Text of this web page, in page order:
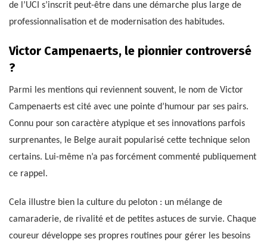
de l’UCI s’inscrit peut-être dans une démarche plus large de
professionnalisation et de modernisation des habitudes.
Victor Campenaerts, le pionnier controversé
?
Parmi les mentions qui reviennent souvent, le nom de Victor
Campenaerts est cité avec une pointe d’humour par ses pairs.
Connu pour son caractère atypique et ses innovations parfois
surprenantes, le Belge aurait popularisé cette technique selon
certains. Lui-même n’a pas forcément commenté publiquement
ce rappel.
Cela illustre bien la culture du peloton : un mélange de
camaraderie, de rivalité et de petites astuces de survie. Chaque
coureur développe ses propres routines pour gérer les besoins